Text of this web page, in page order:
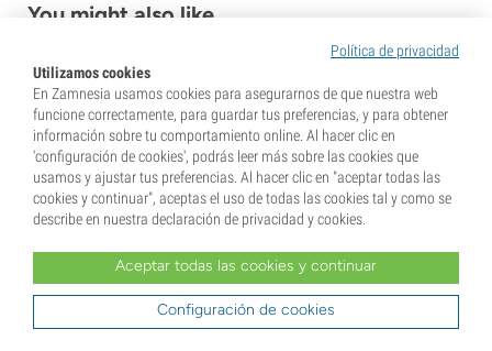
You might also like
5 min
5 errores habituales al cuidar
de los cactus y cómo
Política de privacidad
Utilizamos cookies
En Zamnesia usamos cookies para asegurarnos de que nuestra web
funcione correctamente, para guardar tus preferencias, y para obtener
información sobre tu comportamiento online. Al hacer clic en
'configuración de cookies', podrás leer más sobre las cookies que
usamos y ajustar tus preferencias. Al hacer clic en "aceptar todas las
cookies y continuar", aceptas el uso de todas las cookies tal y como se
describe en nuestra declaración de privacidad y cookies.
Aceptar todas las cookies y continuar
Configuración de cookies